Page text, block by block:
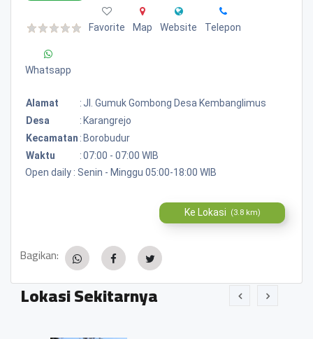
Favorite Map Website Telepon
Whatsapp
Alamat : Jl. Gumuk Gombong Desa Kembanglimus
Desa
: Karangrejo
Kecamatan : Borobudur
Waktu
:07:00 - 07:00 WIB
Open daily : Senin - Minggu 05:00-18:00 WIB
Ke Lokasi (3.8 km)
Bagikan:
Lokasi Sekitarnya